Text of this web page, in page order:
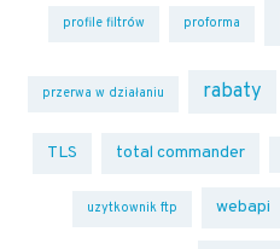
profile filtrów proforma
przerwa w działaniu rabaty
TLS total commander
uzytkownik ftp webapi